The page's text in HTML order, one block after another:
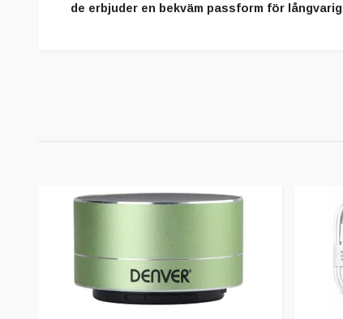
de erbjuder en bekväm passform för